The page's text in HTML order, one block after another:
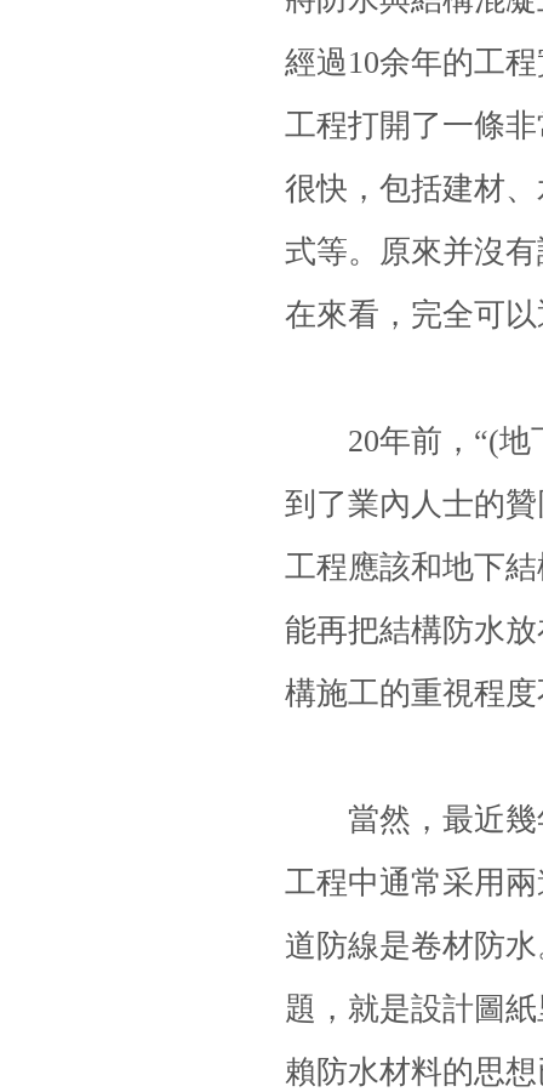
經過10余年的工
工程打開了一條
很快，包括建材
式等。原來并沒
在來看，完全可
20年前，“(地
到了業內人士的
工程應該和地下
能再把結構防水
構施工的重視程
當然，最近幾
工程中通常采用
道防線是卷材防水
題，就是設計圖
賴 防水材料的思